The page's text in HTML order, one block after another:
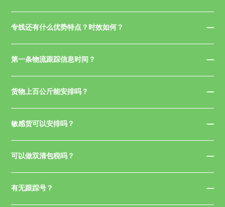
专线还有什么优势特点？时效如何？
第一条物流跟踪信息时间？
货物上百公斤能安排吗？
敏感货可以安排吗？
可以做双清包税吗？
有无跟踪号？